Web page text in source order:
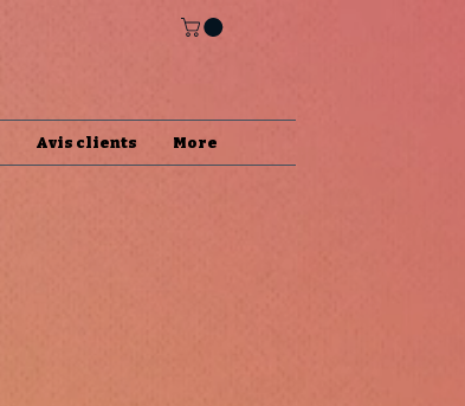
Avis clients More